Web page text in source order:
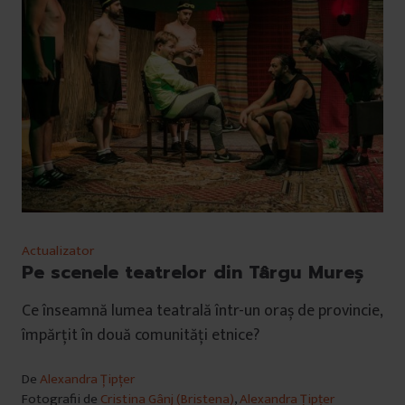
Actualizator
Pe scenele teatrelor din Târgu Mureș
Ce înseamnă lumea teatrală într-un oraș de provincie,
împărțit în două comunități etnice?
DeAlexandra Țipțer
Fotografii de Cristina Gânj (Bristena),Alexandra Țipțer